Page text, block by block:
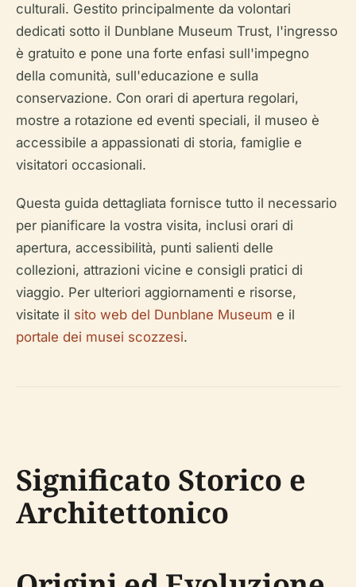
culturali. Gestito principalmente da volontari
dedicati sotto il Dunblane Museum Trust, l'ingresso
è gratuito e pone una forte enfasi sull'impegno
della comunità, sull'educazione e sulla
conservazione. Con orari di apertura regolari,
mostre a rotazione ed eventi speciali, il museo è
accessibile a appassionati di storia, famiglie e
visitatori occasionali.
Questa guida dettagliata fornisce tutto il necessario
per pianificare la vostra visita, inclusi orari di
apertura, accessibilità, punti salienti delle
collezioni, attrazioni vicine e consigli pratici di
viaggio. Per ulteriori aggiornamenti e risorse,
visitate il sito web del Dunblane Museum e il
portale dei musei scozzesi.
Significato Storico e
Architettonico